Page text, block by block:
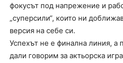
фокусът под напрежение и
„суперсили“, които ни
версия на себе си.
Успехът не е финална линия, а
дали говорим за актьорска